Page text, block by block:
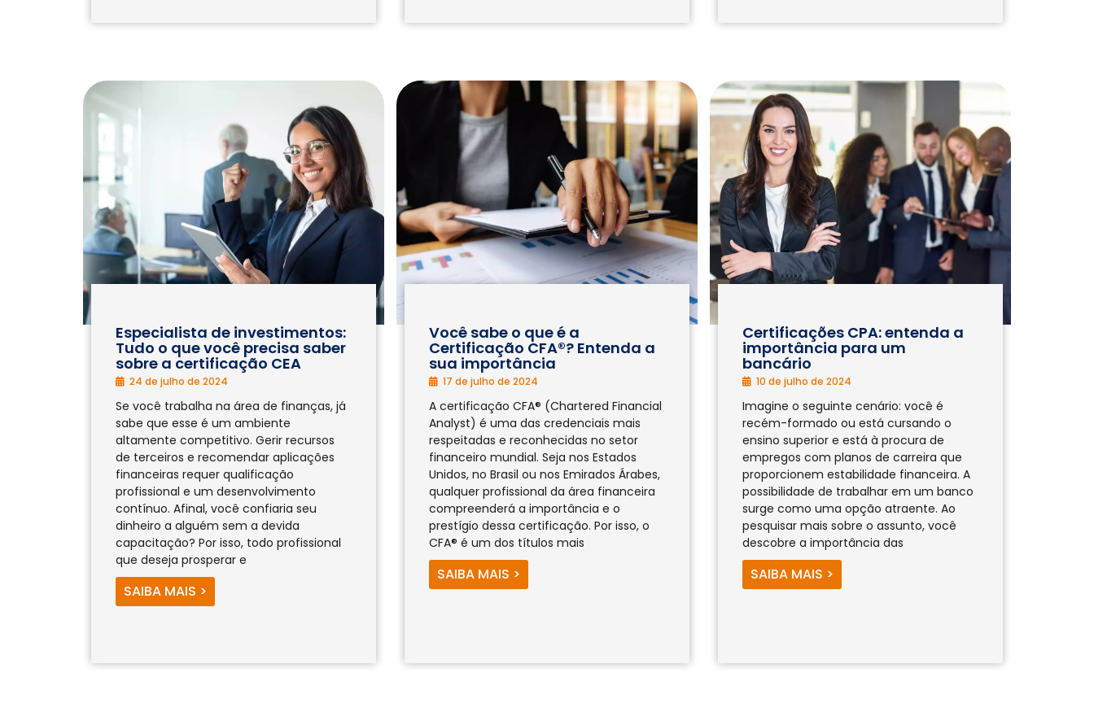
Especialista de investimentos:
Tudo o que você precisa saber
sobre a certificação CEA
24 de julho de 2024
Se você trabalha na área de finanças, já
sabe que esse é um ambiente
altamente competitivo. Gerir recursos
de terceiros e recomendar aplicações
financeiras requer qualificação
profissional e um desenvolvimento
contínuo. Afinal, você confiaria seu
dinheiro a alguém sem a devida
capacitação? Por isso, todo profissional
que deseja prosperar e
SAIBA MAIS >
Você sabe o que é a
Certificação CFA®? Entenda a
sua importância
17 de julho de 2024
A certificação CFA® (Chartered Financial
Analyst) é uma das credenciais mais
respeitadas e reconhecidas no setor
financeiro mundial. Seja nos Estados
Unidos, no Brasil ou nos Emirados Árabes,
qualquer profissional da área financeira
compreenderá a importância e o
prestígio dessa certificação. Por isso, o
CFA® é um dos títulos mais
SAIBA MAIS >
Certificações CPA: entenda a
importância para um
bancário
10 de julho de 2024
Imagine o seguinte cenário: você é
recém-formado ou está cursando o
ensino superior e está à procura de
empregos com planos de carreira que
proporcionem estabilidade financeira. A
possibilidade de trabalhar em um banco
surge como uma opção atraente. Ao
pesquisar mais sobre o assunto, você
descobre a importância das
SAIBA MAIS >